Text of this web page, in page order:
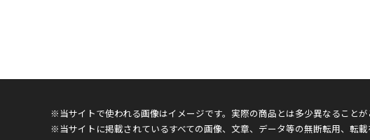
※当サイトで使われる画像はイメージです。実際の商品とは多少異なることが
※当サイトに掲載されているすべての画像、文章、データ等の無断転用、転載